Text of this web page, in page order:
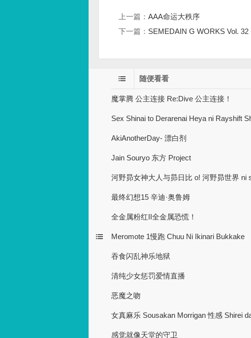
上一篇： AAA命运大秩序
下一篇： SEMEDAIN G WORKS Vol.
随便看看
魔掌腾 公主连接 Re:Dive 公主连接！
Sex Shinai to Derarenai Heya ni Rayshift
AkiAnotherDay- 漂白剂
Jain Souryo 东方 Project
河野昴女神大人与昴日比 o! 河野昴世界 ni
最终幻想15 辛迪·奥鲁姆
全金属粉红II全金属恐慌！
Meromote 1慢跑 Chuu Ni Ikinari Bukkake
吞食闪乱神乐地狱
清纯少女惩罚爱情直播
恶魔之吻
女真麻乐 Sousakan Morrigan 性感 Shirei
感觉就像天堂的守卫